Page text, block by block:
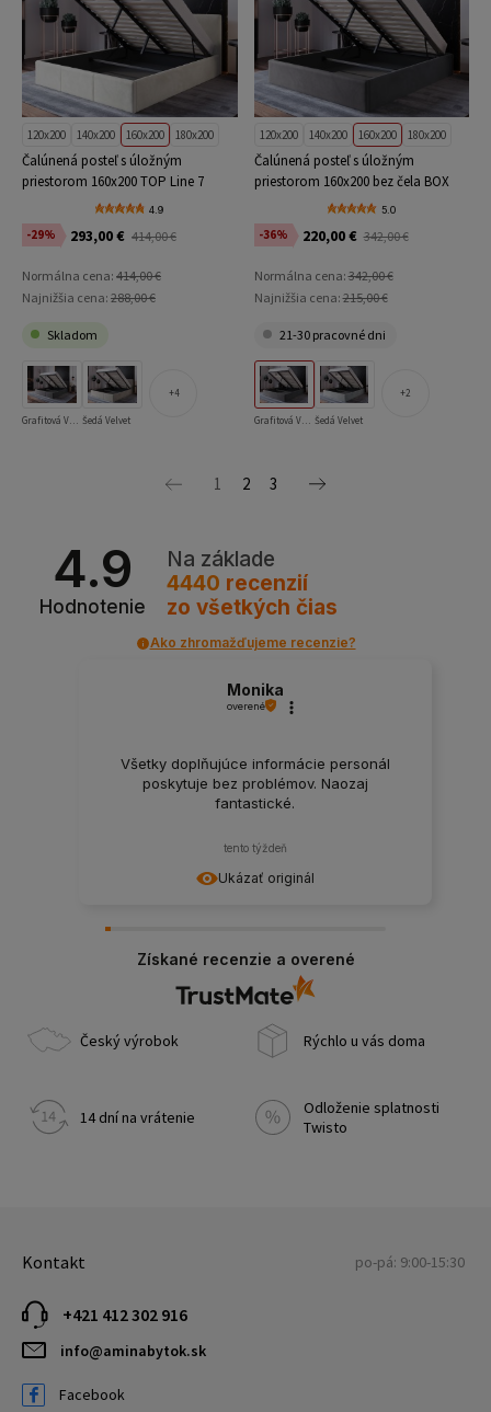
120x200 140x200 160x200 180x200
Čalúnená posteľ s úložným
priestorom 160x200 TOP Line 7
Béžová Velvet
4.9
-29% 293,00 € 414,00 €
Normálna cena: 414,00 €
Najnižšia cena: 288,00 €
Skladom
Šedá Velvet
4
120x200 140x200 160x200 180x200
Čalúnená posteľ s úložným
priestorom 160x200 bez čela BOX
Line Grafitová Velvet 5.0
-36% 220,00 € 342,00 €
Normálna cena:342,00 €
Najnižšia cena:215,00 €
21-30 pracovné dni
Grafitová Velvet Šedá Velvet
2
1 2 3
4.9
Hodnotenie
Na základe
4440 recenzií
zo všetkých čias
Ako zhromažďujeme recenzie?
Ukázať originál
Monika
overené
Všetky doplňujúce informácie personál
poskytuje bez problémov. Naozaj
fantastické.
tento týždeň
Získané recenzie a overené
Český výrobok Rýchlo u vás doma
14 dní na vrátenie
Odloženie splatnosti
Twisto
Kontakt po-pá: 9:00-15:30
+421 412 302 916
info@aminabytok.sk
Facebook